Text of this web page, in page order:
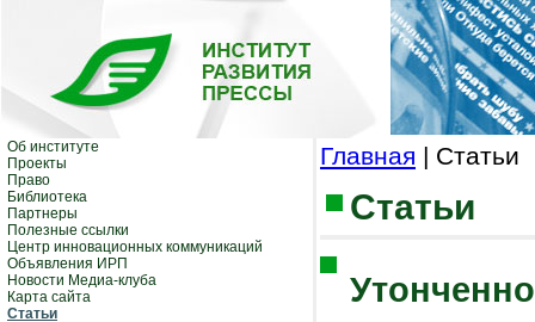
Об институте
Проекты
Право
Библиотека
Партнеры
Полезные ссылки
Центр инновационных коммуникаций
Объявления ИРП
Новости Медиа-клуба
Карта сайта
Статьи
Главная | Статьи
Статьи